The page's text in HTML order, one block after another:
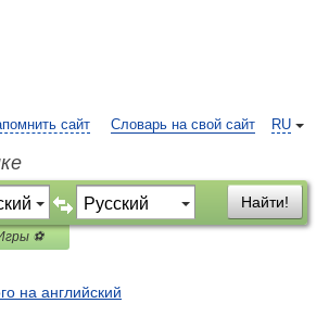
RU
сайт Словарь на свой сайт
Найти!
⚽
на английский